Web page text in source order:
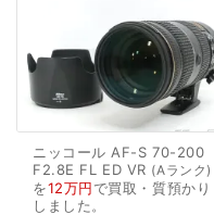
ニッコール AF-S 70-200
F2.8E FL ED VR Aランク
を12万円で買取・質預かり
しました。